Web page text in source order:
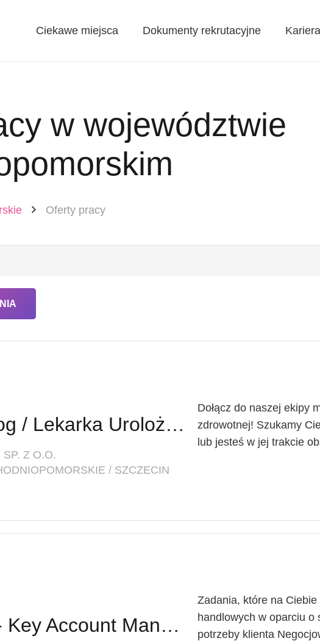
Ciekawe miejsca Dokumenty rekrutacyjne Kariera
w województwie
Oferty pracy
Lekarz Urolog / Lekarka Urolożka
Z O.O.
/ SZCZECIN
Dołącz do naszej ekipy
zdrowotnej! Szukamy
lub jesteś w jej trakcie
T Business - Key Account Manager - Large Account
Zadania, które na
handlowych w oparciu o
potrzeby klienta